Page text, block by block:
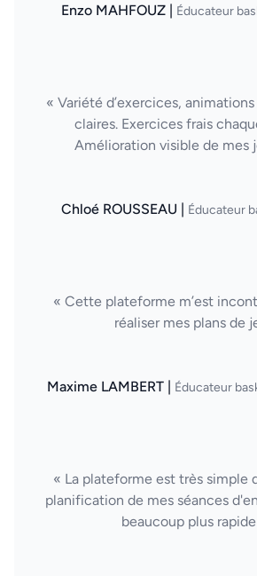
Enzo MAHFOUZ | Éducateur
« Variété d’exercices,
claires. Exercices frais
Amélioration visible de mes
Chloé ROUSSEAU | Éducateur
« Cette plateforme m’est
réaliser mes plans de
Maxime LAMBERT | Éducateur
« La plateforme est très simple
planification de mes séances
beaucoup plus